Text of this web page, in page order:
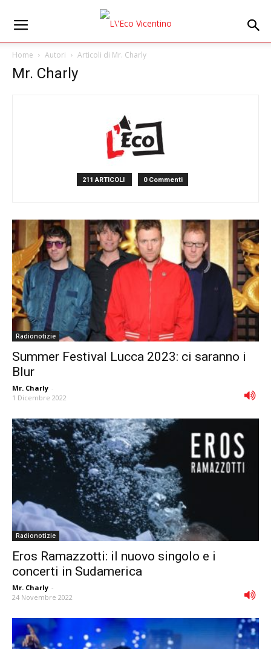
Home Autori Articoli di Mr. Charly
Mr. Charly
211 ARTICOLI 0 Commenti
Radionotizie
Summer Festival Lucca 2023: ci saranno i
Blur
Mr. Charly -
1 Dicembre 2022
Radionotizie
Eros Ramazzotti: il nuovo singolo e i
concerti in Sudamerica
Mr. Charly -
24 Novembre 2022